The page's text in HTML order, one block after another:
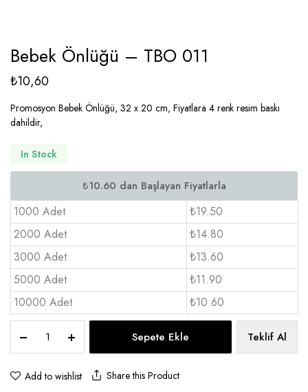
Bebek Önlüğü – TBO 011
₺10,60
Promosyon Bebek Önlüğü, 32 x 20 cm, Fiyatlara 4 renk resim baskı
dahildir,
In Stock
1000 Adet
₺19.50
2000 Adet
₺14.80
3000 Adet
₺13.60
5000 Adet
₺11.90
10000 Adet
₺10.60
Önlüğü
-
TBO
Sepete Ekle Teklif Al
Add to wishlist Share this Product